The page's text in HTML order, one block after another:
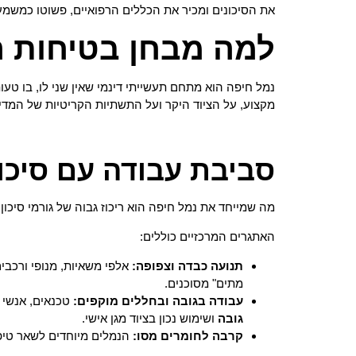
את הסיכונים ומכיר את הכללים הרפואיים, פשוטו
למה מבחן בטיחות
נמל חיפה הוא מתחם תעשייתי דינמי שאין שני לו, בו
מקצוע, על הציוד היקר ועל התשתיות הקריטיות של
סביבת עבודה עם
מה שמייחד את נמל חיפה הוא ריכוז גבוה של גורמי סיכון הפועלים זה לצד זה 24/7. ההבנה של הסיכונים הללו היא הצעד
האתגרים המרכזיים כוללים:
תנועה כבדה וצפופה: אלפי משאיות, מנופי
מתים" מסוכנים.
עבודה בגובה ובחללים מוקפים: טכנאים, אנשי
גובה ושימוש נכון בציוד מגן אישי.
קרבה לחומרים מסו: הנמלים מיוחדים לשאר